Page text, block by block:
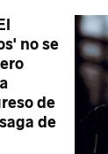
no se
de
de